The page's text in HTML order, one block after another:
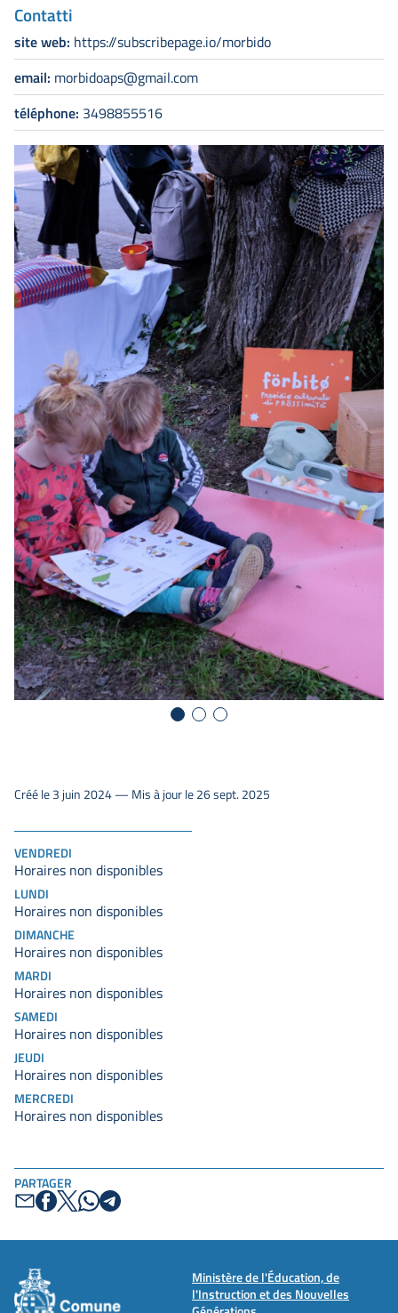
PARTAGER
Contatti
site web: https://subscribepage.io/morbido
email: morbidoaps@gmail.com
téléphone: 3498855516
VENDREDI
Horaires non disponibles
LUNDI
Horaires non disponibles
DIMANCHE
Horaires non disponibles
MARDI
Horaires non disponibles
SAMEDI
Horaires non disponibles
JEUDI
Horaires non disponibles
MERCREDI
Horaires non disponibles
Créé le 3 juin 2024 — Mis à jour le 26 sept. 2025
Ministère de l'Éducation, de
l'Instruction et des Nouvelles